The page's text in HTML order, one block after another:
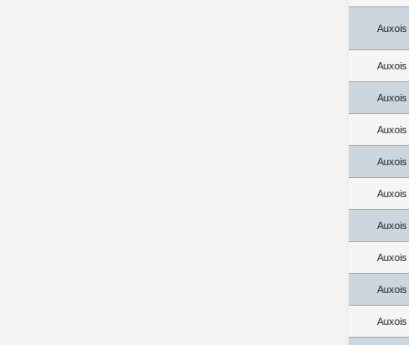
Auxois
Auxois
Auxois
Auxois
Auxois
Auxois
Auxois
Auxois
Auxois
Auxois